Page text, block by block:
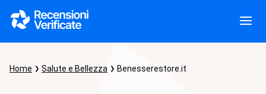
Home Salute e Bellezza Benesserestore.it